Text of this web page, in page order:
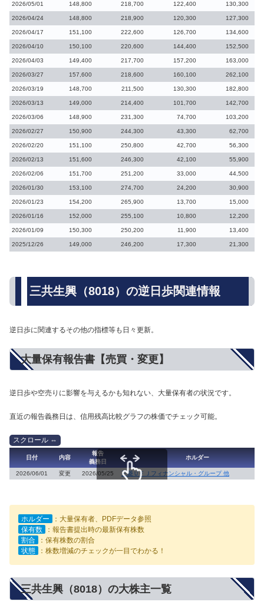
2026/05/01 148,800 218,700 122,400 130,300
2026/04/24 148,800 218,900 120,300 127,300
2026/04/17 151,100 222,600 126,700 134,600
2026/04/10 150,100 220,600 144,400 152,500
2026/04/03 149,400 217,700 157,200 163,000
2026/03/27 157,600 218,600 160,100 262,100
2026/03/19 148,700 211,500 130,300 182,800
2026/03/13 149,000 214,400 101,700 142,700
2026/03/06 148,900 231,300 74,700 103,200
2026/02/27 150,900 244,300 43,300 62,700
2026/02/20 151,100 250,800 42,700 56,300
2026/02/13 151,600 246,300 42,100 55,900
2026/02/06 151,700 251,200 33,000 44,500
2026/01/30 153,100 274,700 24,200 30,900
2026/01/23 154,200 265,900 13,700 15,000
2026/01/16 152,000 255,100 10,800 12,200
2026/01/09 150,300 250,200 11,900 13,400
2025/12/26 149,000 246,200 17,300 21,300
三共生興（8018）の逆日歩関連情報
逆日歩に関連するその他の指標等も日々更新。
大量保有報告書【売買・変更】
逆日歩や空売りに影響を与えるかも知れない、大量保有者の状況です。
直近の報告義務日は、信用残高比較グラフの株価でチェック可能。
日付 内容
報告
義務日
ホルダー
2026/06/01 変更 2026/05/25 三菱ＵＦＪフィナンシャル・グループ 他
ホルダー
：大量保有者、PDFデータ参照
保有数
：報告書提出時の最新保有株数
割合
：保有株数の割合
状態
：株数増減のチェックが一目でわかる！
三共生興（8018）の大株主一覧